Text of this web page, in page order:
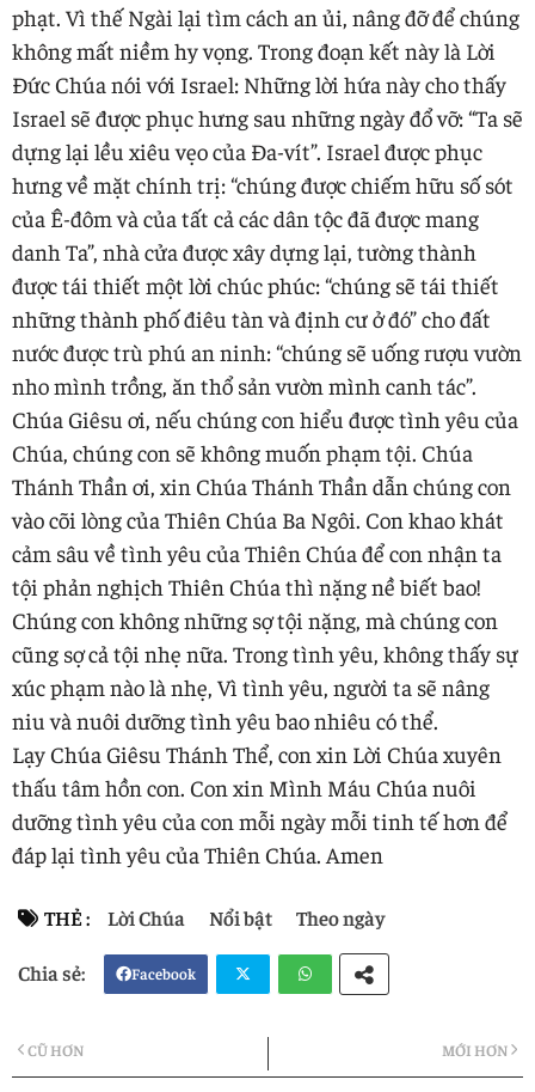
phạt. Vì thế Ngài lại tìm cách an ủi, nâng đỡ để chúng
không mất niềm hy vọng. Trong đoạn kết này là Lời
Đức Chúa nói với Israel: Những lời hứa này cho thấy
Israel sẽ được phục hưng sau những ngày đổ vỡ: “Ta sẽ
dựng lại lều xiêu vẹo của Đa-vít”. Israel được phục
hưng về mặt chính trị: “chúng được chiếm hữu số sót
của Ê-đôm và của tất cả các dân tộc đã được mang
danh Ta”, nhà cửa được xây dựng lại, tường thành
được tái thiết một lời chúc phúc: “chúng sẽ tái thiết
những thành phố điêu tàn và định cư ở đó” cho đất
nước được trù phú an ninh: “chúng sẽ uống rượu vườn
nho mình trồng, ăn thổ sản vườn mình canh tác”.
Chúa Giêsu ơi, nếu chúng con hiểu được tình yêu của
Chúa, chúng con sẽ không muốn phạm tội. Chúa
Thánh Thần ơi, xin Chúa Thánh Thần dẫn chúng con
vào cõi lòng của Thiên Chúa Ba Ngôi. Con khao khát
cảm sâu về tình yêu của Thiên Chúa để con nhận ta
tội phản nghịch Thiên Chúa thì nặng nề biết bao!
Chúng con không những sợ tội nặng, mà chúng con
cũng sợ cả tội nhẹ nữa. Trong tình yêu, không thấy sự
xúc phạm nào là nhẹ, Vì tình yêu, người ta sẽ nâng
niu và nuôi dưỡng tình yêu bao nhiêu có thể.
Lạy Chúa Giêsu Thánh Thể, con xin Lời Chúa xuyên
thấu tâm hồn con. Con xin Mình Máu Chúa nuôi
dưỡng tình yêu của con mỗi ngày mỗi tinh tế hơn để
đáp lại tình yêu của Thiên Chúa. Amen
THẺ : Lời Chúa Nổi bật Theo ngày
Facebook
MỚI HƠN
CŨ HƠN